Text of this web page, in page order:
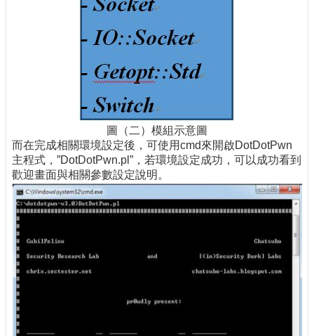
圖（二）模組示意圖
而在完成相關環境設定後，可使用cmd來開啟DotDotPwn
主程式，”DotDotPwn.pl”，若環境設定成功，可以成功看到
歡迎畫面與相關參數設定說明。